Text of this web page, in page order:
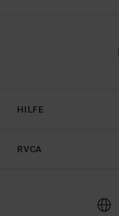
HILFE
RVCA